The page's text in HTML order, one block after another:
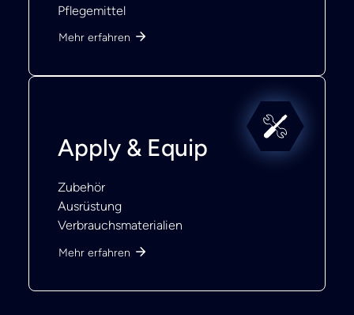
Pflegemittel
Mehr erfahren
Apply & Equip
Zubehör
Ausrüstung
Verbrauchsmaterialien
Mehr erfahren